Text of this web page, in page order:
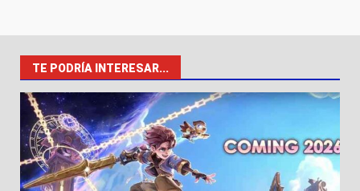
TE PODRÍA INTERESAR...